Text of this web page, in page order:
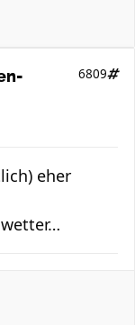
6809
eher